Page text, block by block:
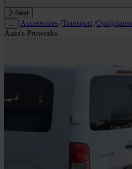
Next
Accessoires /Transport /Oprijplaten
Auto's Proworks